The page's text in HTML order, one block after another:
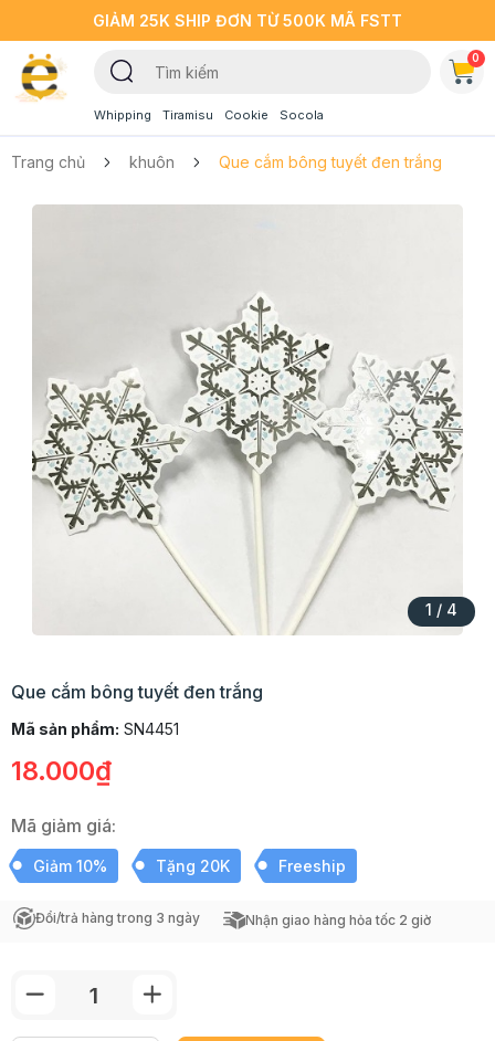
GIẢM 25K SHIP ĐƠN TỪ 500K MÃ FSTT
Whipping Tiramisu Cookie Socola
0
Trang chủ khuôn Que cắm bông tuyết đen trắng
1 / 4
Que cắm bông tuyết đen trắng
Mã sản phẩm: SN4451
18.000₫
Mã giảm giá:
Giảm 10% Tặng 20K Freeship
Đổi/trả hàng trong 3 ngày Nhận giao hàng hỏa tốc 2 giờ